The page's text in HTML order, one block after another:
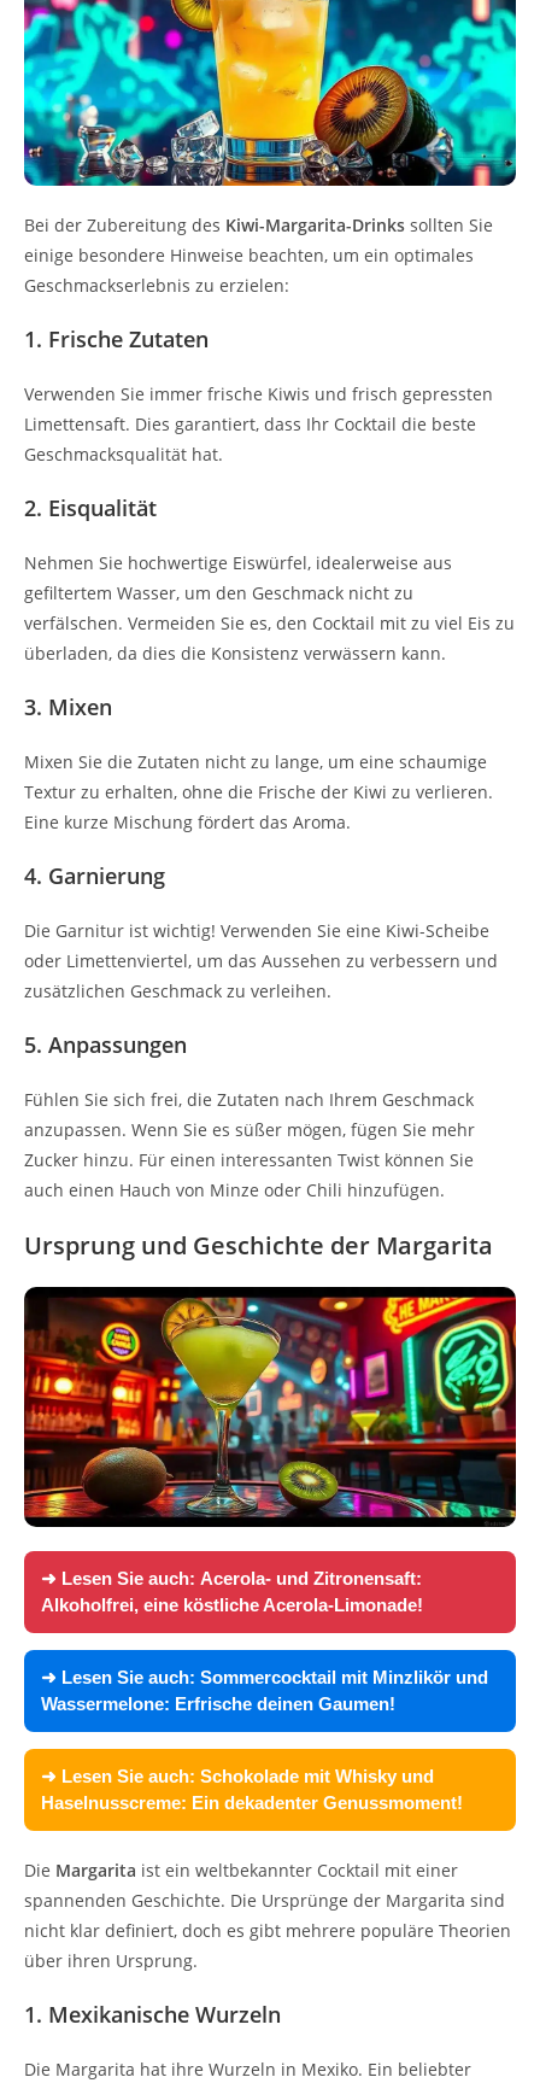
Bei der Zubereitung des Kiwi-Margarita-Drinks sollten Sie
einige besondere Hinweise beachten, um ein optimales
Geschmackserlebnis zu erzielen:
1. Frische Zutaten
Verwenden Sie immer frische Kiwis und frisch gepressten
Limettensaft. Dies garantiert, dass Ihr Cocktail die beste
Geschmacksqualität hat.
2. Eisqualität
Nehmen Sie hochwertige Eiswürfel, idealerweise aus
gefiltertem Wasser, um den Geschmack nicht zu
verfälschen. Vermeiden Sie es, den Cocktail mit zu viel Eis zu
überladen, da dies die Konsistenz verwässern kann.
3. Mixen
Mixen Sie die Zutaten nicht zu lange, um eine schaumige
Textur zu erhalten, ohne die Frische der Kiwi zu verlieren.
Eine kurze Mischung fördert das Aroma.
4. Garnierung
Die Garnitur ist wichtig! Verwenden Sie eine Kiwi-Scheibe
oder Limettenviertel, um das Aussehen zu verbessern und
zusätzlichen Geschmack zu verleihen.
5. Anpassungen
Fühlen Sie sich frei, die Zutaten nach Ihrem Geschmack
anzupassen. Wenn Sie es süßer mögen, fügen Sie mehr
Zucker hinzu. Für einen interessanten Twist können Sie
auch einen Hauch von Minze oder Chili hinzufügen.
Ursprung und Geschichte der Margarita
➜ Lesen Sie auch: Acerola- und Zitronensaft:
Alkoholfrei, eine köstliche Acerola-Limonade!
➜ Lesen Sie auch: Sommercocktail mit Minzlikör und
Wassermelone: Erfrische deinen Gaumen!
➜ Lesen Sie auch: Schokolade mit Whisky und
Haselnusscreme: Ein dekadenter Genussmoment!
Die Margarita ist ein weltbekannter Cocktail mit einer
spannenden Geschichte. Die Ursprünge der Margarita sind
nicht klar definiert, doch es gibt mehrere populäre Theorien
über ihren Ursprung.
1. Mexikanische Wurzeln
Die Margarita hat ihre Wurzeln in Mexiko. Ein beliebter